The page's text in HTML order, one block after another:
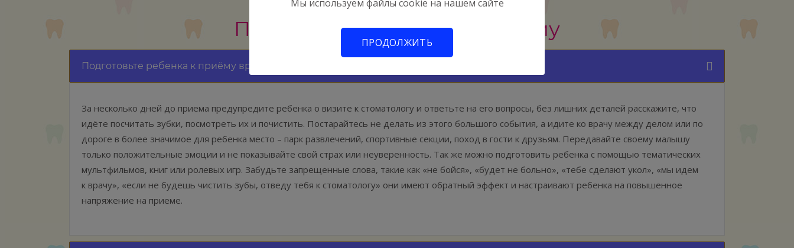
Подготовьте ребенка к приёму
Подготовьте ребенка к приёму врача-стоматолога
За несколько дней до приема предупредите ребенка о визите к стоматологу и ответьте на его вопросы, без лишних деталей расскажите, что
идёте посчитать зубки, посмотреть их и почистить. Постарайтесь не делать из этого большого события, а идите ко врачу между делом или по
дороге в более значимое для ребенка место – парк развлечений, спортивные секции, поход в гости к друзьям. Передавайте своему малышу
только положительные эмоции и не показывайте свой страх или неуверенность. Так же можно подготовить ребенка с помощью тематических
мультфильмов, книг или ролевых игр. Забудьте запрещенные слова, такие как «не бойся», «будет не больно», «тебе сделают укол», «мы идем
к врачу», «если не будешь чистить зубы, отведу тебя к стоматологу» они имеют обратный эффект и настраивают ребенка на повышенное
напряжение на приеме.
Мы используем файлы cookie на нашем сайте
ПРОДОЛЖИТЬ